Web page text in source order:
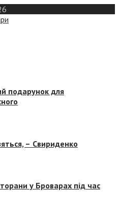
подарунок для
– Свириденко
у Броварах під час